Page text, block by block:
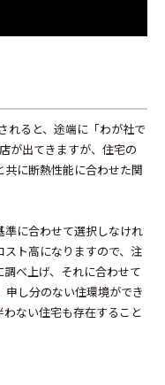
れると、途端に「わが社で
が出てきますが、住宅の
に断熱性能に合わせた関
に合わせて選択しなけれ
ト高になりますので、注
べ上げ、それに合わせて
し分のない住環境ができ
ない住宅も存在すること